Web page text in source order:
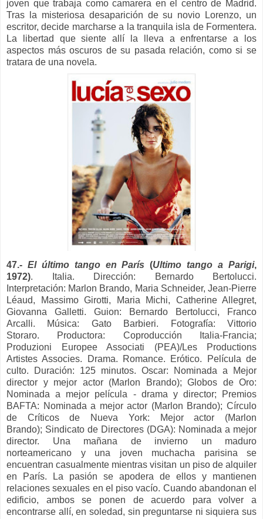
joven que trabaja como camarera en el centro de Madrid.
Tras la misteriosa desaparición de su novio Lorenzo, un
escritor, decide marcharse a la tranquila isla de Formentera.
La libertad que siente allí la lleva a enfrentarse a los
aspectos más oscuros de su pasada relación, como si se
tratara de una novela.
47.- El último tango en París (Ultimo tango a Parigi,
1972). Italia. Dirección: Bernardo Bertolucci.
Interpretación: Marlon Brando, Maria Schneider, Jean-Pierre
Léaud, Massimo Girotti, Maria Michi, Catherine Allegret,
Giovanna Galletti. Guion:
Bernardo Bertolucci, Franco
Arcalli. Música: Gato Barbieri. Fotografía:Vittorio
Storaro. Productora: Coproducción Italia-Francia;
Produzioni Europee Associati (PEA)/Les Productions
Artistes Associes.
Drama. Romance. Erótico. Película de
culto. Duración: 125 minutos. Oscar: Nominada a Mejor
director y mejor actor (Marlon Brando); Globos de Oro:
Nominada a mejor película - drama y director;
Premios
BAFTA: Nominada a mejor actor (Marlon Brando); Círculo
de Críticos de Nueva York: Mejor actor (Marlon
Brando); Sindicato de Directores (DGA): Nominada a mejor
director. Una mañana de invierno un maduro
norteamericano y una joven muchacha parisina se
encuentran casualmente mientras visitan un piso de alquiler
en París. La pasión se apodera de ellos y mantienen
relaciones sexuales en el piso vacío. Cuando abandonan el
edificio, ambos se ponen de acuerdo para volver a
encontrarse allí, en soledad, sin preguntarse ni siquiera sus